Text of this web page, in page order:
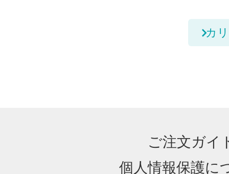
カ
ご注文ガイ
個人情報保護に